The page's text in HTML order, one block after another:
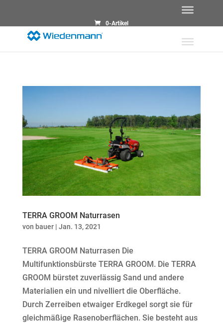
0-Artikel
TERRA GROOM Naturrasen
von bauer| Jan. 13, 2021
TERRA GROOM Naturrasen Die
Multifunktionsbürste TERRA GROOM. Die TERRA
GROOM bürstet zuverlässig Sand und andere
Materialien ein und nivelliert die Oberfläche.
Durch Zerreiben etwaiger Erdkegel sorgt sie für
gleichmäßige Rasenoberflächen. Sie besteht aus